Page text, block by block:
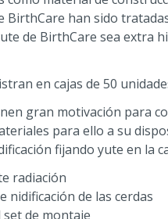
BirthCare han sido
de BirthCare sea extra
en cajas de 50
gran motivación para
para ello a su
fijando yute en la
radiación
nidificación de las cerdas
set de montaje